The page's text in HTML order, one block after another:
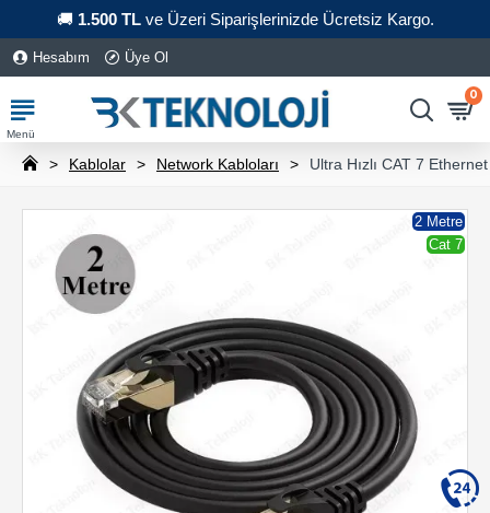
🚚 1.500 TLve Üzeri Siparişlerinizde Ücretsiz Kargo.
Hesabım Üye Ol
0
Kablolar Network Kabloları Ultra Hızlı CAT 7
2 Metre
Cat 7